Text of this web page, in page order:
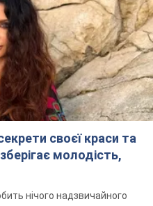
своєї краси та
молодість,
нічого надзвичайного